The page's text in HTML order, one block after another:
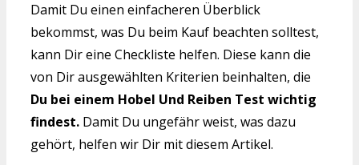
Damit Du einen einfacheren Überblick
bekommst, was Du beim Kauf beachten solltest,
kann Dir eine Checkliste helfen. Diese kann die
von Dir ausgewählten Kriterien beinhalten, die
Du bei einem Hobel Und Reiben Test wichtig
findest. Damit Du ungefähr weist, was dazu
gehört, helfen wir Dir mit diesem Artikel.